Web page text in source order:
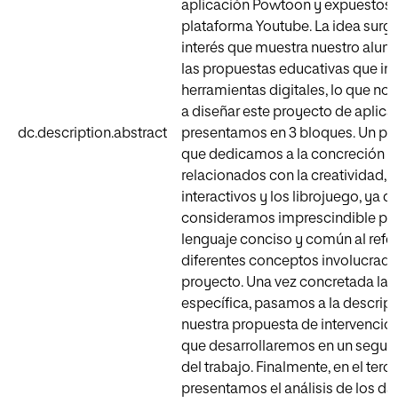
dc.description.abstract
aplicación Powtoon y expuestos
plataforma Youtube. La idea
interés que muestra nuestro
las propuestas educativas que
herramientas digitales, lo que
a diseñar este proyecto de
presentamos en 3 bloques. Un
que dedicamos a la concreción
relacionados con la creatividad,
interactivos y los librojuego, ya
consideramos imprescindible
lenguaje conciso y común al
diferentes conceptos
proyecto. Una vez concretada la
específica, pasamos a la
nuestra propuesta de
que desarrollaremos en un
del trabajo. Finalmente, en el
presentamos el análisis de los